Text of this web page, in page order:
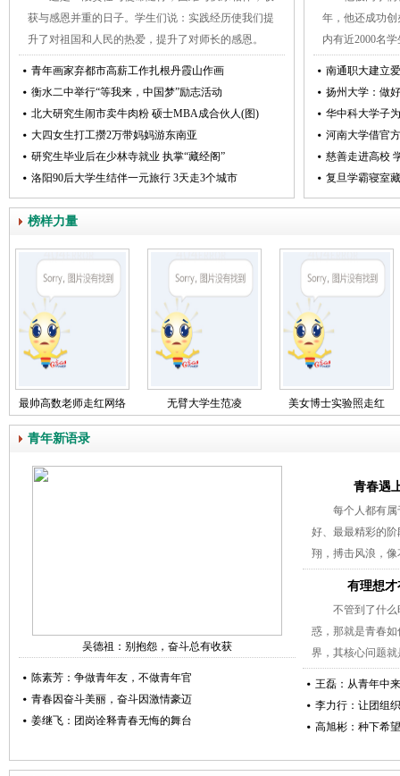
获与感恩并重的日子。学生们说：实践经历使我们提
升了对祖国和人民的热爱，提升了对师长的感恩。
青年画家弃都市高薪工作扎根丹霞山作画
衡水二中举行“等我来，中国梦”励志活动
北大研究生闹市卖牛肉粉 硕士MBA成合伙人(图)
大四女生打工攒2万带妈妈游东南亚
研究生毕业后在少林寺就业 执掌“藏经阁”
洛阳90后大学生结伴一元旅行 3天走3个城市
年，他还成功
内有近2000名
南通职大建立
扬州大学：做
华中科大学子
河南大学借官
慈善走进高校
复旦学霸寝室
榜样力量
最帅高数老师走红网络 无臂大学生范凌 美女博士实验照走红
青年新语录
吴德祖：别抱怨，奋斗总有收获
陈素芳：争做青年友，不做青年官
青春因奋斗美丽，奋斗因激情豪迈
姜继飞：团岗诠释青春无悔的舞台
青春遇
每个人都有
好、最最精彩的
翔，搏击风浪，
有理想
不管到了什
惑，那就是青春
界，其核心问题
王磊：从青年中
李力行：让团组
高旭彬：种下希